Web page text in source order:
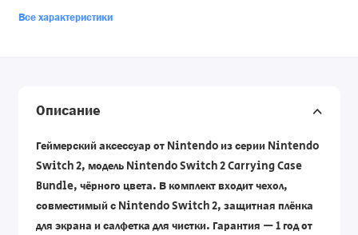
Все характеристики
Описание
Геймерский аксессуар от Nintendo из серии Nintendo
Switch 2, модель Nintendo Switch 2 Carrying Case
Bundle, чёрного цвета. В комплект входит чехол,
совместимый с Nintendo Switch 2, защитная плёнка
для экрана и салфетка для чистки. Гарантия — 1 год от